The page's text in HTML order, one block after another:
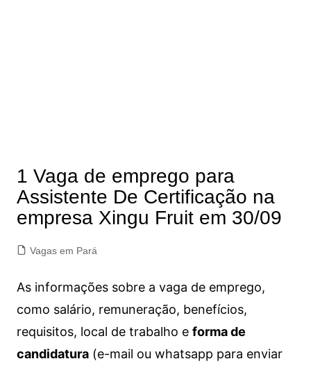
1 Vaga de emprego para
Assistente De Certificação na
empresa Xingu Fruit em 30/09
Vagas em Pará
As informações sobre a vaga de emprego,
como salário, remuneração, benefícios,
requisitos, local de trabalho e forma de
candidatura(e-mail ou whatsapp para enviar